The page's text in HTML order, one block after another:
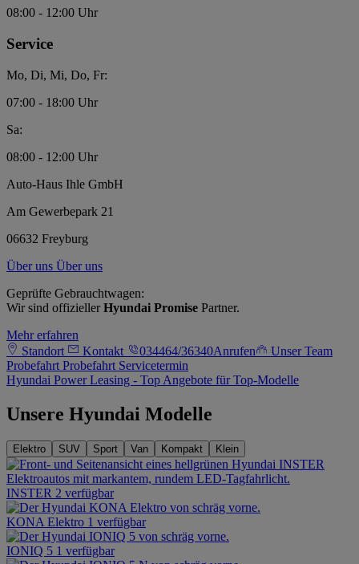
08:00 - 12:00 Uhr
Service
Mo, Di, Mi, Do, Fr:
07:00 - 18:00 Uhr
Sa:
08:00 - 12:00 Uhr
Auto-Haus Ihle GmbH
Am Gewerbepark 21
06632 Freyburg
Über uns Über uns
Geprüfte Gebrauchtwagen:
Wir sind offiziellerHyundai Promise Partner.
Mehr erfahren
Standort
Kontakt 034464/36340Anrufen
Unser Team
Probefahrt Probefahrt Servicetermin
Hyundai Power Leasing - Top Angebote für Top-Modelle
Unsere Hyundai Modelle
Elektro SUV Sport Van Kompakt Klein
INSTER 2 verfügbar
KONA Elektro 1 verfügbar
IONIQ 5 1 verfügbar